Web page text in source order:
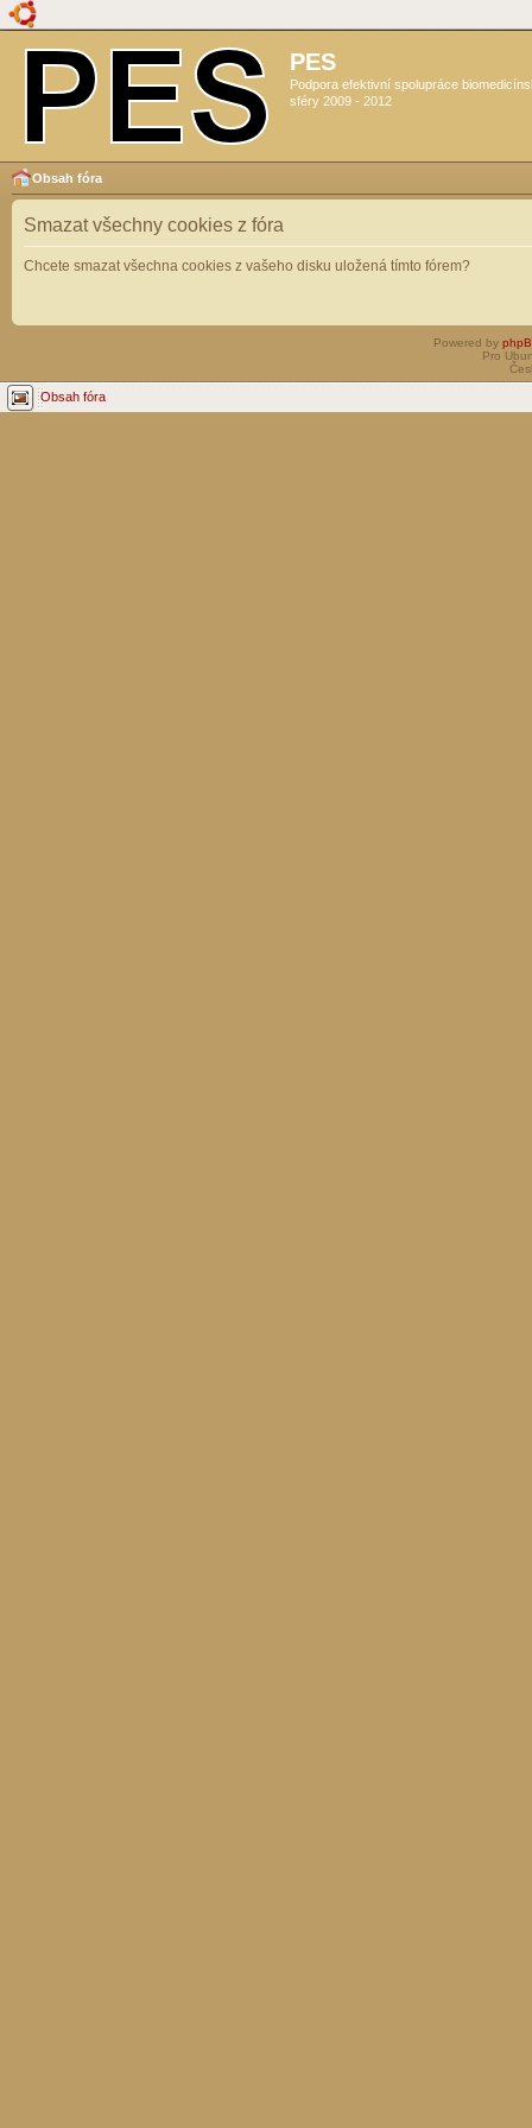
PES
Podpora efektivní spolupráce
sféry 2009 - 2012
Obsah fóra
Smazat všechny cookies z fóra
Chcete smazat všechna cookies z vašeho disku uložená tímto fórem?
Powered by
Pro
Obsah fóra